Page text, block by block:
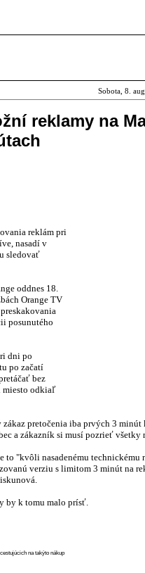
Sobota, 8.
reklamy na
reklám pri
nasadí v
sledovať
oddnes 18.
Orange TV
posunutého
dni po
po začatí
bez
miesto odkiaľ
pretočenia iba prvých 3
a zákazník si musí pozrieť všetky
to "kvôli nasadenému technickému
verziu s limitom 3 minút na
by k tomu malo prísť.
na takýto nákup